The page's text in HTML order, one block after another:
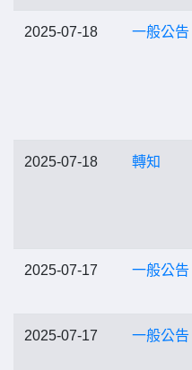
2025-07-18 一般公告
2025-07-18 轉知
2025-07-17 一般公告
2025-07-17 一般公告